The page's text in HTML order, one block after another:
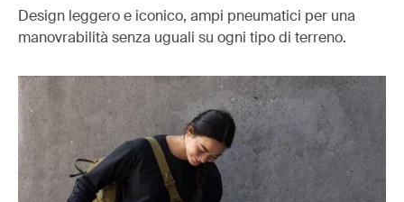
Design leggero e iconico, ampi pneumatici per una
manovrabilità senza uguali su ogni tipo di terreno.